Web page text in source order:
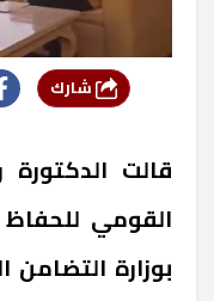
قالت الدكتورة
القومي
بوزارة التضامن